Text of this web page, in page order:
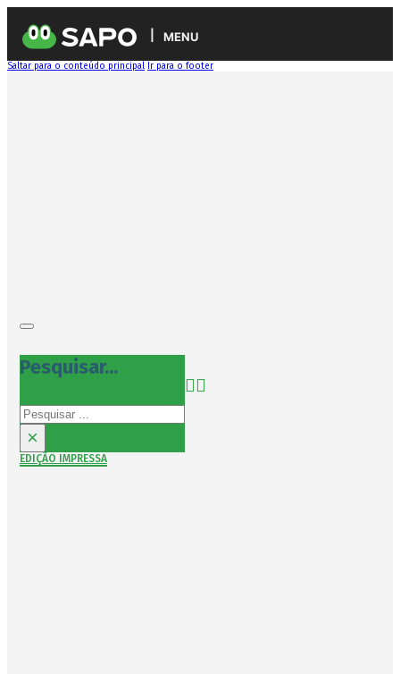
MENU
Saltar para o conteúdo principal Ir para o footer
Pesquisar...
Pesquisar
×
EDIÇÃO IMPRESSA